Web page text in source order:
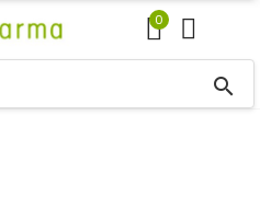
0
search